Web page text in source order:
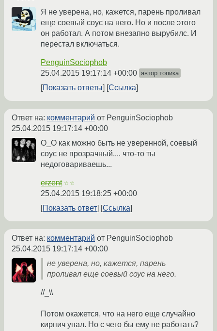
Я не уверена, но, кажется, парень проливал
еще соевый соус на него. Но и после этого
он работал. А потом внезапно вырубилс. И
перестал включаться.
PenguinSociophob
25.04.2015 19:17:14 +00:00 автор топика
Показать ответы Ссылка
Ответ на: комментарий от PenguinSociophob
25.04.2015 19:17:14 +00:00
О_О как можно быть не уверенной, соевый
соус не прозрачный.... что-то ты
недоговариваешь...
erzent ☆☆
25.04.2015 19:18:25 +00:00
Показать ответ
Ссылка
Ответ на: комментарий от PenguinSociophob
25.04.2015 19:17:14 +00:00
не уверена, но, кажется, парень
проливал еще соевый соус на него.
//_\\
Потом окажется, что на него еще случайно
кирпич упал. Но с чего бы ему не работать?